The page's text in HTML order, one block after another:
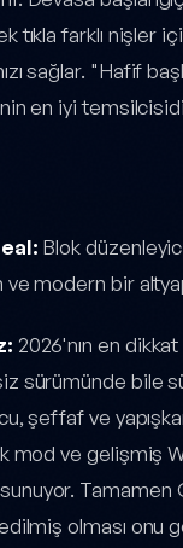
tıkla farklı nişler
sağlar. "Hafif
en iyi
Blok
modern bir
2026'nın en
sürümünde bile
şeffaf ve
mod ve gelişmiş
Tamamen
olması onu